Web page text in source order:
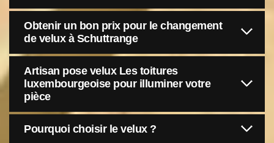
Obtenir un bon prix pour le changement
de velux à Schuttrange
Artisan pose velux Les toitures
luxembourgeoise pour illuminer votre
pièce
Pourquoi choisir le velux ?